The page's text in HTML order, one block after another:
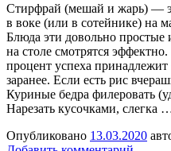
Стирфрай (мешай и жарь) —
в воке (или в сотейнике) на
Блюда эти довольно простые
на столе смотрятся
процент успеха
заранее. Если есть рис
Куриные бедра филеровать
Нарезать кусочками, слегка
Опубликовано 13.03.2020